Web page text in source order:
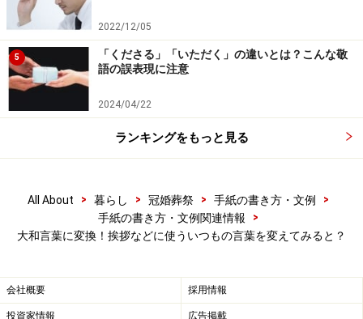
「そのうえ」「おまけに」→「あまつさえ」
「あまつさえ」とは、その上、おまけになどの意。物
事・状況がさらに加わる、重なるという意味。良くな
い、好ましくないことが重なる場合に用いられることが
多い。 使用例：「昨夜からの大雪、あまつさえ、電車が
運休とあっては」
「よしんば」とは、仮に、たとえそうであったとしても
という意味。使用例：「よしんば、失敗したとしても問
8: 「思いのほか」
2022/12/05
5
「くださる」「いただく」の違いとは？こんな敬
語の誤表現に注意
2024/04/22
ランキングをもっと見る
All About > 暮らし > 冠婚葬祭 > 手紙の書き方・文例
>
手紙の書き方・文例関連情報
>
大和言葉に変換！挨拶などに使ういつもの言葉を変えてみると？
会社概要 採用情報
投資家情報 広告掲載